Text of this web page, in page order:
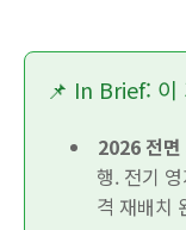
📌 In Brief: 이
2026 전
행. 전기
격 재배치